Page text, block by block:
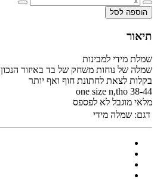
הוספה לסל
תיאור
שמלת מידי למבינות
שמלה של נוחות משחק של בד באיזור הנכון
בקלות לצאת לחתונת חוף ואף יותר
one size n,tho 38-44
מלאי מוגבל לא לפספס
דגם: שמלה מידי